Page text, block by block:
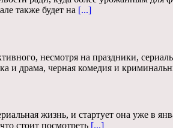
также будет на [...]
несмотря на праздники,
и драма, черная комедия и
жизнь, и стартует она уже в
стоит посмотреть [...]